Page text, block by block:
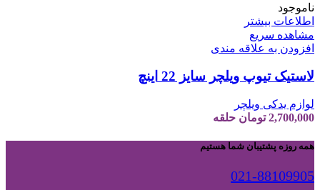
ناموجود
اطلاعات بیشتر
مشاهده سریع
افزودن به علاقه مندی
لاستیک تیوپ ویلچر سایز 22 اینچ
لوازم یدکی ویلچر
2,700,000 تومان حلقه
همه روزه پشتیبان شما هستیم
021-88109905